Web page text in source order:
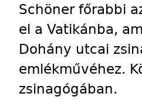
Schöner főrabbi
el a Vatikánba,
Dohány utcai
emlékművéhez.
zsinagógában.